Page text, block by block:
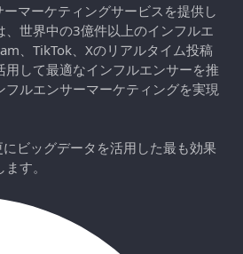
マーケティングサービスを提供し
世界中の3億件以上のインフルエ
、TikTok、Xのリアルタイム投稿
して最適なインフルエンサーを推
ルエンサーマーケティングを実現
ビッグデータを活用した最も効果
す。